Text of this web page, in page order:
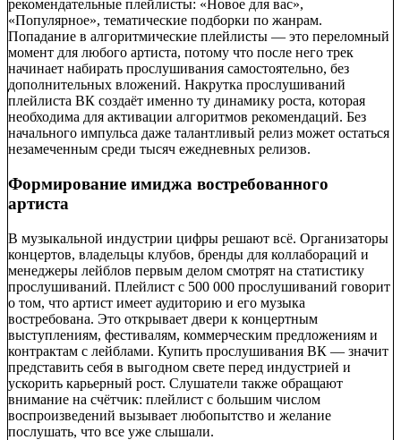
рекомендательные плейлисты: «Новое для вас»,
«Популярное», тематические подборки по жанрам.
Попадание в алгоритмические плейлисты — это переломный
момент для любого артиста, потому что после него трек
начинает набирать прослушивания самостоятельно, без
дополнительных вложений. Накрутка прослушиваний
плейлиста ВК создаёт именно ту динамику роста, которая
необходима для активации алгоритмов рекомендаций. Без
начального импульса даже талантливый релиз может остаться
незамеченным среди тысяч ежедневных релизов.
Формирование имиджа востребованного
артиста
В музыкальной индустрии цифры решают всё. Организаторы
концертов, владельцы клубов, бренды для коллабораций и
менеджеры лейблов первым делом смотрят на статистику
прослушиваний. Плейлист с 500 000 прослушиваний говорит
о том, что артист имеет аудиторию и его музыка
востребована. Это открывает двери к концертным
выступлениям, фестивалям, коммерческим предложениям и
контрактам с лейблами. Купить прослушивания ВК — значит
представить себя в выгодном свете перед индустрией и
ускорить карьерный рост. Слушатели также обращают
внимание на счётчик: плейлист с большим числом
воспроизведений вызывает любопытство и желание
послушать, что все уже слышали.